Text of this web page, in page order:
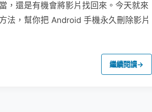
，還是有機會將影片找回來。今天就來
法，幫你把 Android 手機永久刪除影片
繼續閱讀→